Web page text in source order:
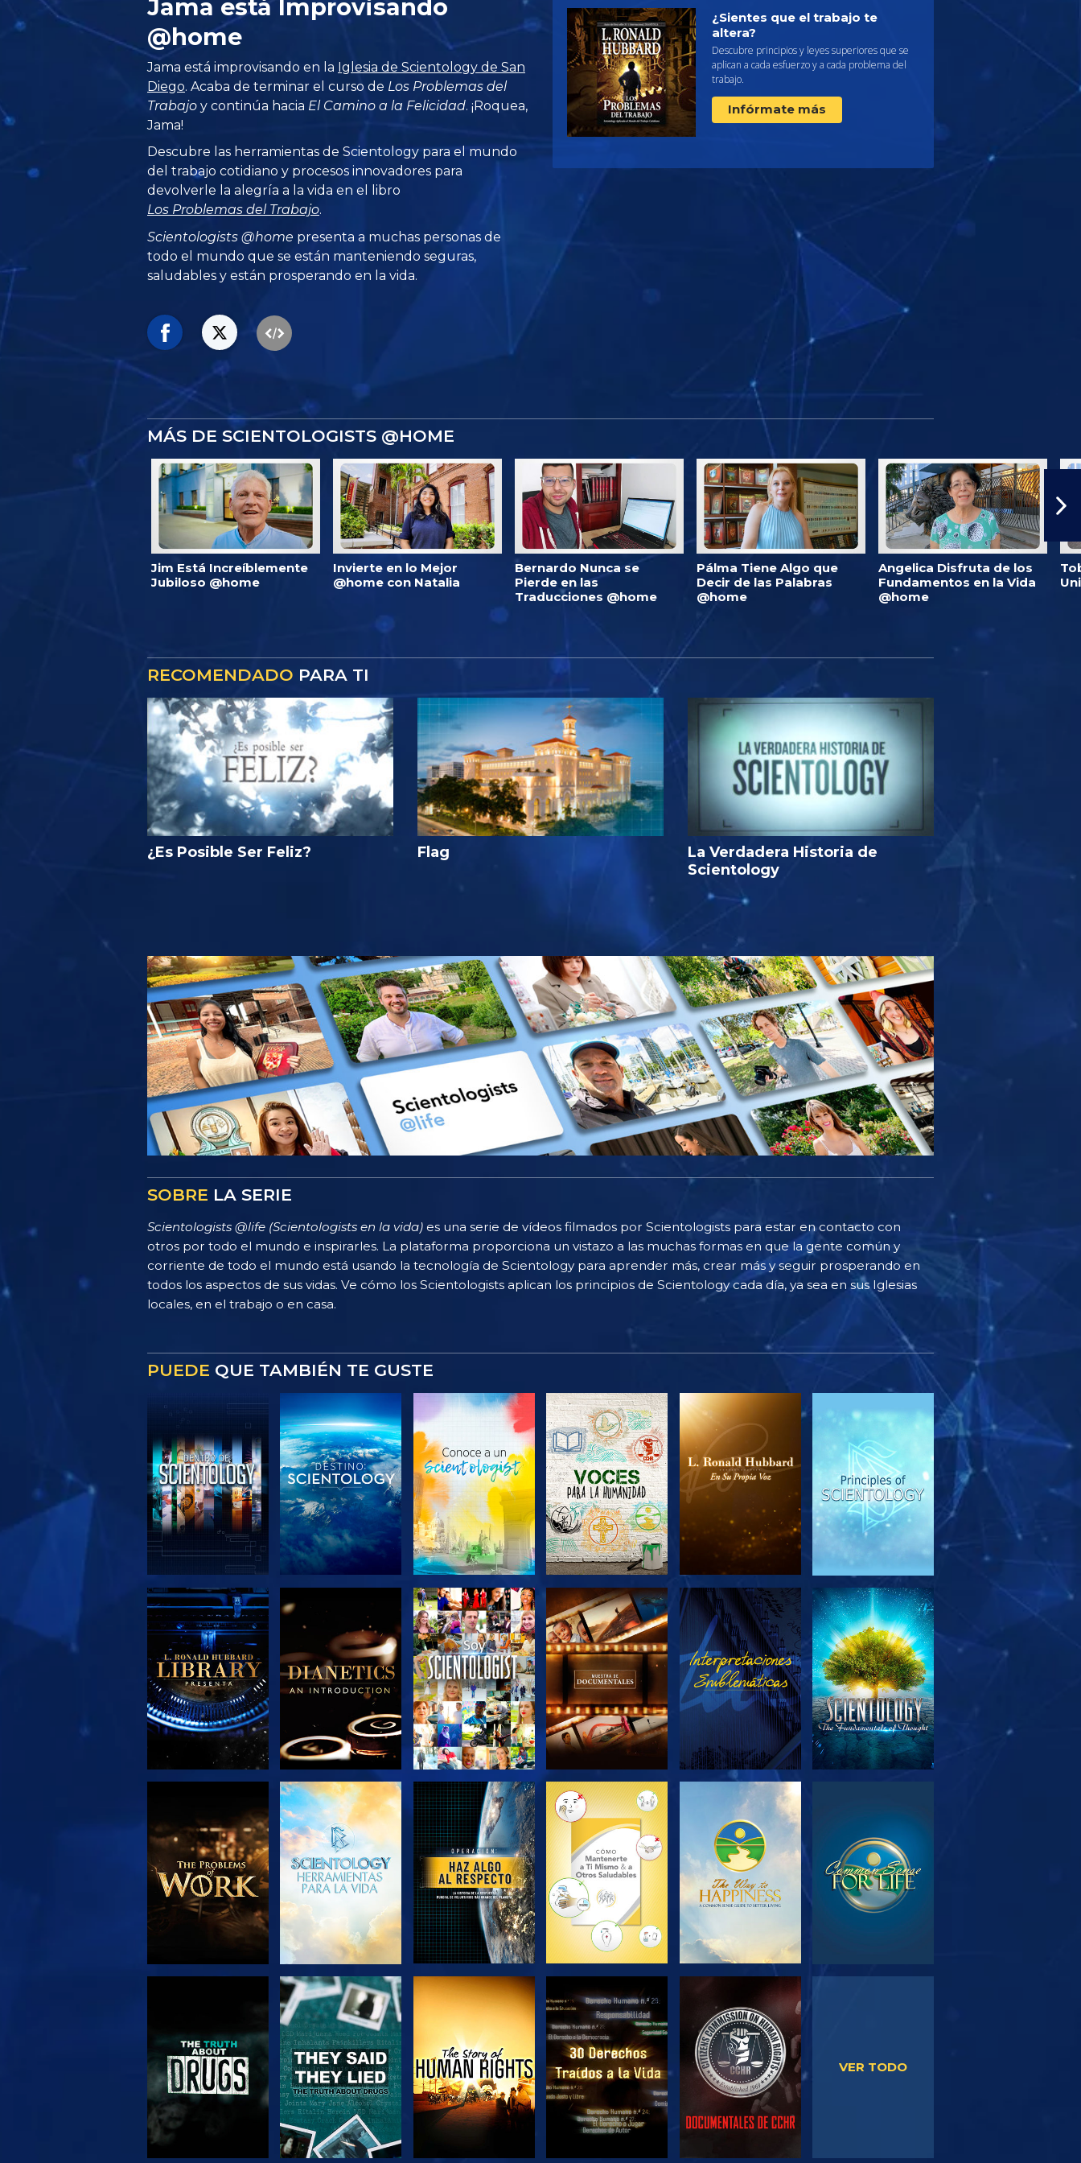
Jama está Improvisando
@home
Jama está improvisando en la Iglesia de Scientology de San
Diego. Acaba de terminar el curso de Los Problemas del
Trabajo y continúa hacia El Camino a la Felicidad. ¡Roquea,
Jama!
Descubre las herramientas de Scientology para el mundo
del trabajo cotidiano y procesos innovadores para
devolverle la alegría a la vida en el libro
Los Problemas del Trabajo.
Scientologists @home presenta a muchas personas de
todo el mundo que se están manteniendo seguras,
saludables y están prosperando en la vida.
¿Sientes que el trabajo te
altera?
Descubre principios y leyes superiores que se
aplican a cada esfuerzo y a cada problema del
trabajo.
Infórmate más
MÁS DE SCIENTOLOGISTS @HOME
Jim Está Increíblemente
Jubiloso @home
Invierte en lo Mejor
@home con Natalia
Bernardo Nunca se
Pierde en las
Traducciones @home
Pálma Tiene Algo que
Decir de las Palabras
@home
Angelica Disfruta de los
Fundamentos en la Vida
@home
RECOMENDADO PARA TI
¿Es Posible Ser Feliz? Flag
La Verdadera Historia de
Scientology
SOBRE LA SERIE
Scientologists @life (Scientologists en la vida) es una serie de vídeos filmados por Scientologists para estar en contacto con
otros por todo el mundo e inspirarles. La plataforma proporciona un vistazo a las muchas formas en que la gente común y
corriente de todo el mundo está usando la tecnología de Scientology para aprender más, crear más y seguir prosperando en
todos los aspectos de sus vidas. Ve cómo los Scientologists aplican los principios de Scientology cada día, ya sea en sus Iglesias
locales, en el trabajo o en casa.
PUEDE QUE TAMBIÉN TE GUSTE
EXPLORA LAS
SERIES
EXPLORA LAS
SERIES
EXPLORA LAS
SERIES
EXPLORA LAS
SERIES
EXPLORA LAS
SERIES
VE
EXPLORA LAS
SERIES
VE
EXPLORA LAS
SERIES
EXPLORA LAS
SERIES
EXPLORA LAS
SERIES
VE VE VE
VER TODO